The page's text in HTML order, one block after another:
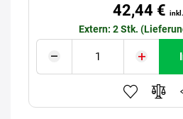
42,44 €
Extern: 2 Stk.